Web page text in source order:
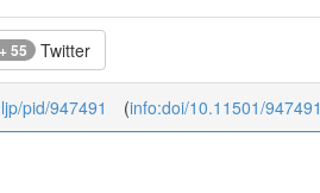
55 Twitter
pid/947491 (info:doi/10.11501/947491